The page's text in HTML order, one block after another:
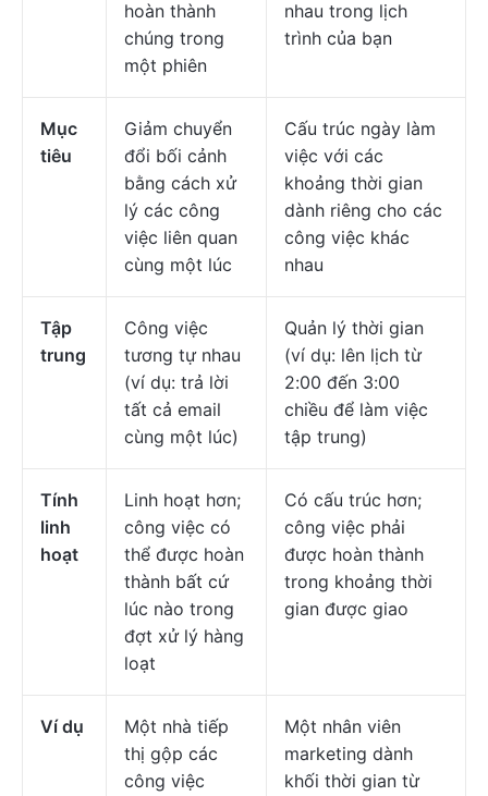
hoàn thành
chúng trong
một phiên
nhau trong lịch
trình của bạn
Mục
tiêu
Giảm chuyển
đổi bối cảnh
bằng cách xử
lý các công
việc liên quan
cùng một lúc
Cấu trúc ngày làm
việc với các
khoảng thời gian
dành riêng cho các
công việc khác
nhau
Tập
trung
Công việc
tương tự nhau
(ví dụ: trả lời
tất cả email
cùng một lúc)
Quản lý thời gian
(ví dụ: lên lịch từ
2:00 đến 3:00
chiều để làm việc
tập trung)
Tính
linh
hoạt
Linh hoạt hơn;
công việc có
thể được hoàn
thành bất cứ
lúc nào trong
đợt xử lý hàng
loạt
Có cấu trúc hơn;
công việc phải
được hoàn thành
trong khoảng thời
gian được giao
Ví dụ
Một nhà tiếp
thị gộp các
công việc
Một nhân viên
marketing dành
khối thời gian từ